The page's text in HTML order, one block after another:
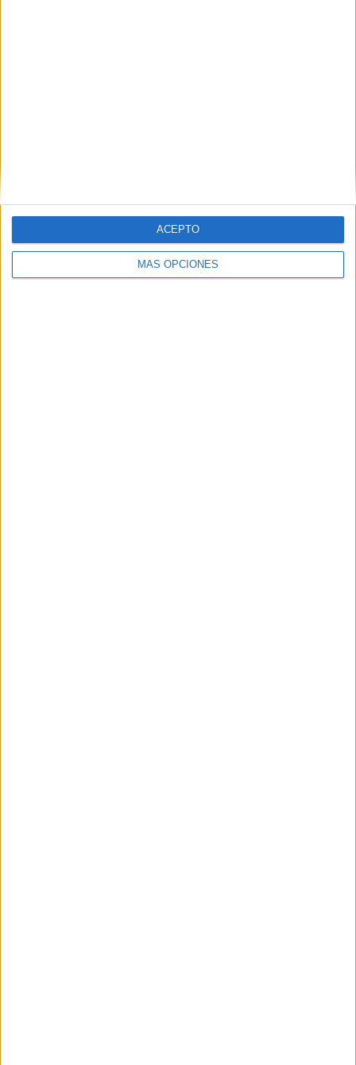
MÁS OPCIONES
ACEPTO